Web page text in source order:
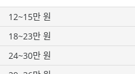
12~15만 원
18~23만 원
24~30만 원